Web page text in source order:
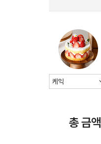
총 금액